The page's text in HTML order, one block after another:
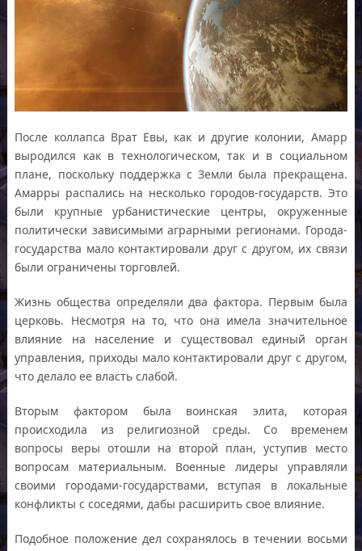
После коллапса Врат Евы, как и другие колонии, Амарр
выродился как в технологическом, так и в социальном
плане, поскольку поддержка с Земли была прекращена.
Амарры распались на несколько городов-государств. Это
были крупные урбанистические центры, окруженные
политически зависимыми аграрными регионами. Города-
государства мало контактировали друг с другом, их связи
были ограничены торговлей.
Жизнь общества определяли два фактора. Первым была
церковь. Несмотря на то, что она имела значительное
влияние на население и существовал единый орган
управления, приходы мало контактировали друг с другом,
что делало ее власть слабой.
Вторым фактором была воинская элита, которая
происходила из религиозной среды. Со временем
вопросы веры отошли на второй план, уступив место
вопросам материальным. Военные лидеры управляли
своими городами-государствами, вступая в локальные
конфликты с соседями, дабы расширить свое влияние.
Подобное положение дел сохранялось в течении восьми